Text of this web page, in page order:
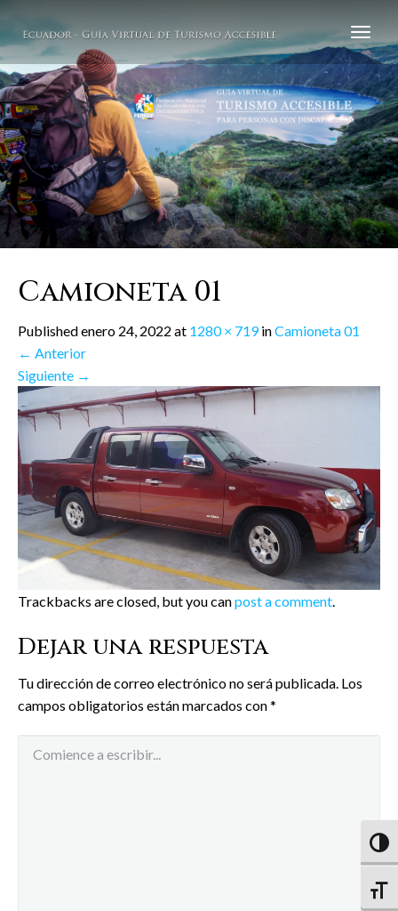
Camioneta 01
Publishedenero 24, 2022 at 1280 × 719inCamioneta 01
← Anterior
Siguiente →
Trackbacks are closed, but you canpost a comment.
Dejar una respuesta
Tu dirección de correo electrónico no será publicada. Los
campos obligatorios están marcados con*